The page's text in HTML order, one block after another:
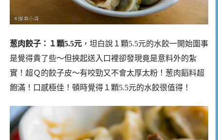
葱肉餃子：１顆5.5元 ，坦白說１顆5.5元的水餃一開始圍事
是覺得貴了些～但挾起送入口裡卻發現竟是意料外的紮
實！超Ｑ的餃子皮～有咬勁又不會太厚太粉！葱肉饀料超
飽滿！口感極佳！頓時覺得１顆5.5元的水餃很值得！